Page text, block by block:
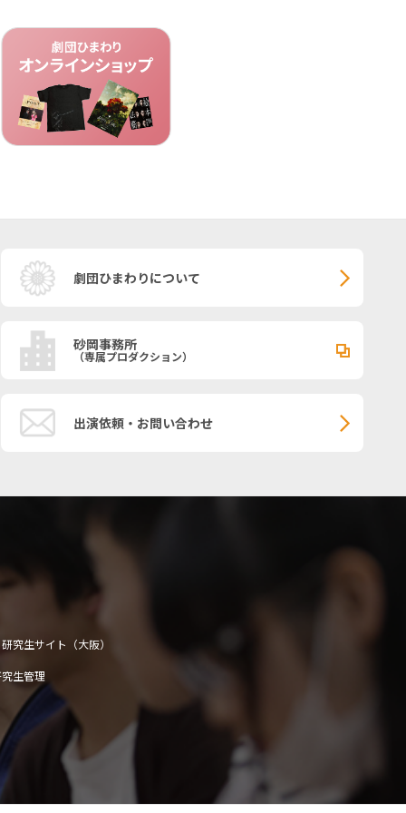
劇団ひまわりについて
砂岡事務所
（専属プロダクション）
出演依頼・お問い合わせ
研究生サイト（大阪）
生管理